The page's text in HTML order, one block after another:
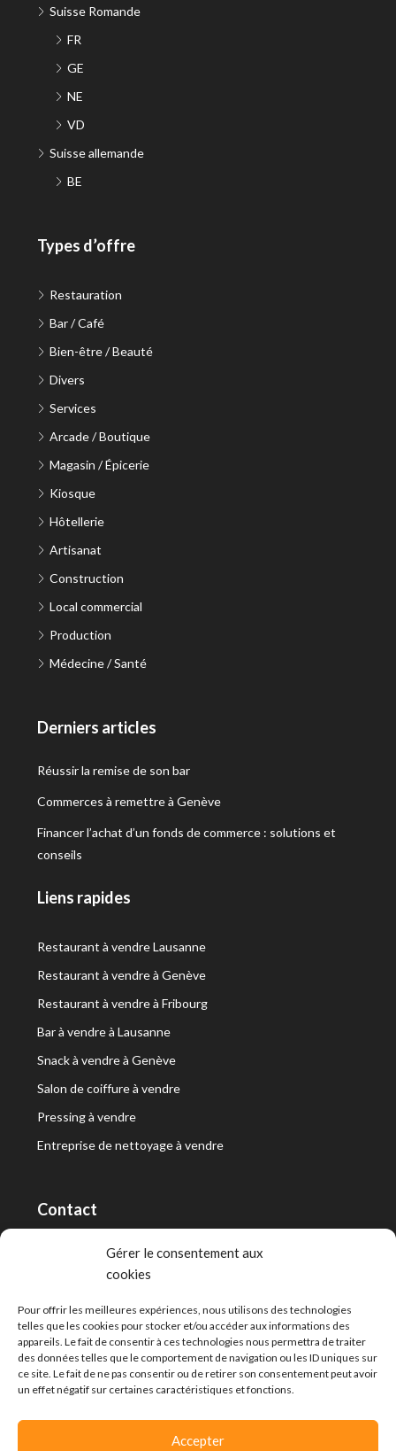
Gérer le consentement aux
cookies
Pour offrir les meilleures expériences, nous utilisons des technologies
telles que les cookies pour stocker et/ou accéder aux informations des
appareils. Le fait de consentir à ces technologies nous permettra de traiter
des données telles que le comportement de navigation ou les ID uniques sur
ce site. Le fait de ne pas consentir ou de retirer son consentement peut avoir
un effet négatif sur certaines caractéristiques et fonctions.
Accepter
Suisse Romande
FR
GE
NE
VD
Suisse allemande
BE
Types d’offre
Restauration
Bar / Café
Bien-être / Beauté
Divers
Services
Arcade / Boutique
Magasin / Épicerie
Kiosque
Hôtellerie
Artisanat
Construction
Local commercial
Production
Médecine / Santé
Derniers articles
Réussir la remise de son bar
Commerces à remettre à Genève
Financer l’achat d’un fonds de commerce : solutions et
conseils
Liens rapides
Restaurant à vendre Lausanne
Restaurant à vendre à Genève
Restaurant à vendre à Fribourg
Bar à vendre à Lausanne
Snack à vendre à Genève
Salon de coiffure à vendre
Pressing à vendre
Entreprise de nettoyage à vendre
Contact
RT Capital First SA/Ltd
info@capitalfirst.ch